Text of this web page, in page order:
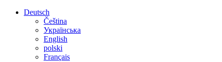
Deutsch
Čeština
Українська
English
polski
Français